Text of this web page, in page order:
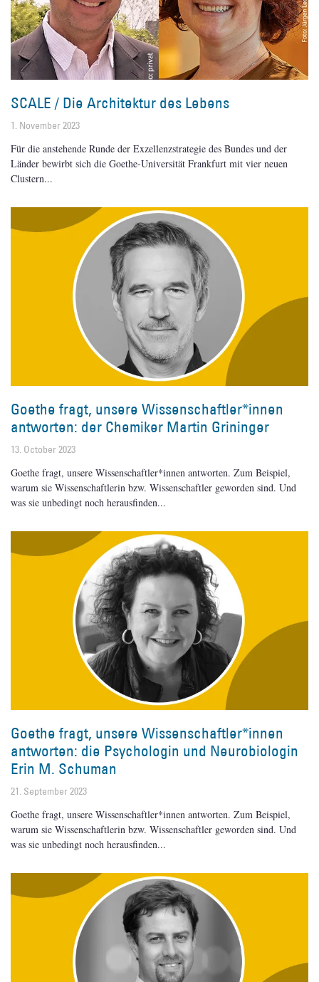
SCALE / Die Architektur des Lebens
1. November 2023
Für die anstehende Runde der Exzellenzstrategie des Bundes und der
Länder bewirbt sich die Goethe-Universität Frankfurt mit vier neuen
Clustern
Goethe fragt, unsere Wissenschaftler*innen
antworten: der Chemiker Martin Grininger
13. October 2023
Goethe fragt, unsere Wissenschaftler*innen antworten. Zum Beispiel,
warum sie Wissenschaftlerin bzw. Wissenschaftler geworden sind. Und
was sie unbedingt noch herausfinden
Goethe fragt, unsere Wissenschaftler*innen
antworten: die Psychologin und Neurobiologin
Erin M. Schuman
21. September 2023
Goethe fragt, unsere Wissenschaftler*innen antworten. Zum Beispiel,
warum sie Wissenschaftlerin bzw. Wissenschaftler geworden sind. Und
was sie unbedingt noch herausfinden